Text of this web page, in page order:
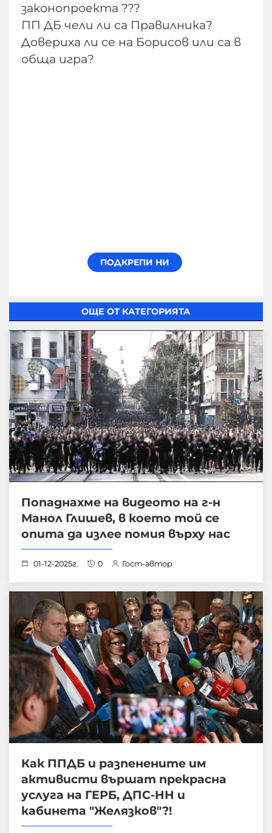
законопроекта ???
ПП ДБ чели ли са Правилника?
Довериха ли се на Борисов или са в
обща игра?
ОЩЕ ОТ КАТЕГОРИЯТА
Попаднахме на видеото на г-н
Манол Глишев, в което той се
опита да излее помия върху нас
01-12-2025г. 0 Гост-автор
Как ППДБ и разпенените им
активисти вършат прекрасна
услуга на ГЕРБ, ДПС-НН и
кабинета "Желязков"?!